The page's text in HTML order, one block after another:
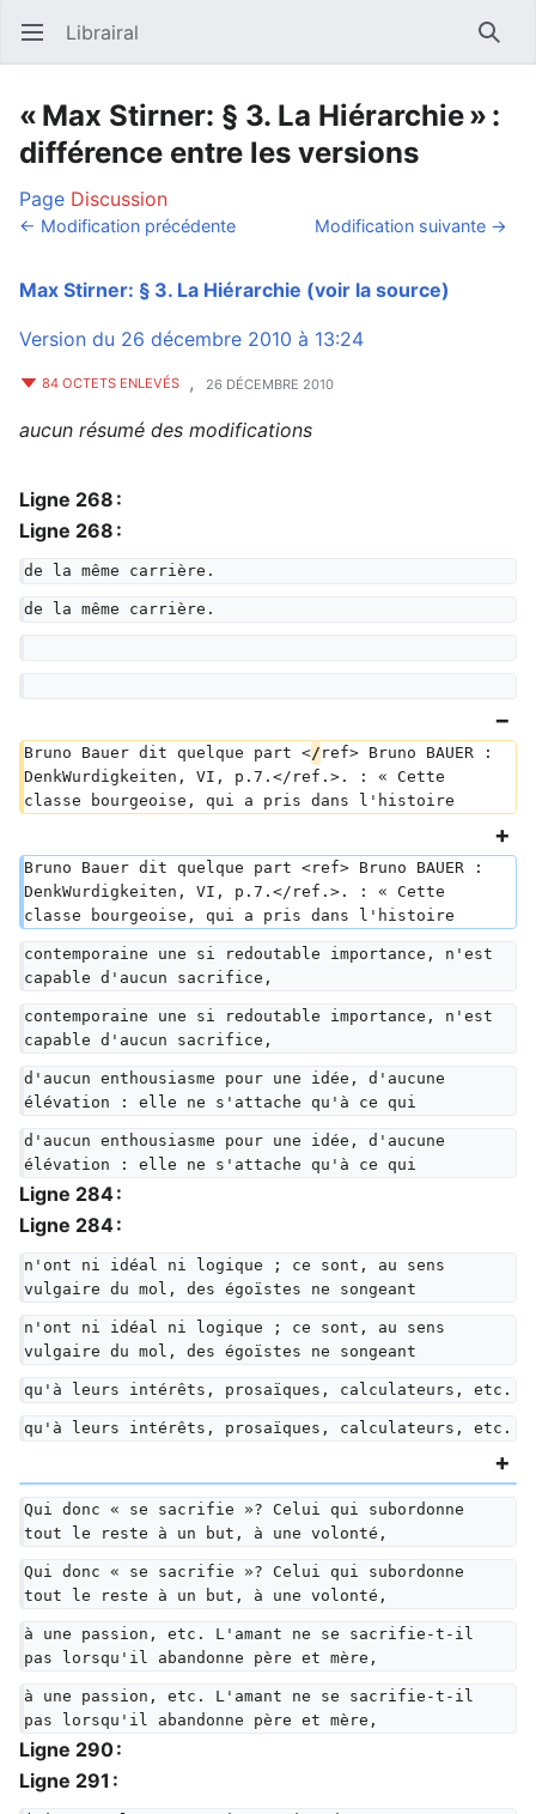
Ouvrir le menu principal Librairal
« Max Stirner: § 3. La Hiérarchie » :
différence entre les versions
Page Discussion
← Modification précédente Modification suivante →
Max Stirner: § 3. La Hiérarchie (voir la source)
Version du 26 décembre 2010 à 13:24
84 OCTETS ENLEVÉS , 26 DÉCEMBRE 2010
aucun résumé des modifications
Ligne 268 :
Ligne 268 :
de la même carrière.
de la même carrière.
Bruno Bauer dit quelque part </ ref> Bruno BAUER :
DenkWurdigkeiten, VI, p.7.</ref.>. : « Cette
classe bourgeoise, qui a pris dans l'histoire
Bruno Bauer dit quelque part <ref> Bruno BAUER :
DenkWurdigkeiten, VI, p.7.</ref.>. : « Cette
classe bourgeoise, qui a pris dans l'histoire
contemporaine une si redoutable importance, n'est
capable d'aucun sacrifice,
contemporaine une si redoutable importance, n'est
capable d'aucun sacrifice,
d'aucun enthousiasme pour une idée, d'aucune
élévation : elle ne s'attache qu'à ce qui
d'aucun enthousiasme pour une idée, d'aucune
élévation : elle ne s'attache qu'à ce qui
Ligne 284 :
Ligne 284 :
n'ont ni idéal ni logique ; ce sont, au sens
vulgaire du mol, des égoïstes ne songeant
n'ont ni idéal ni logique ; ce sont, au sens
vulgaire du mol, des égoïstes ne songeant
qu'à leurs intérêts, prosaïques, calculateurs, etc.
qu'à leurs intérêts, prosaïques, calculateurs, etc.
Qui donc « se sacrifie »? Celui qui subordonne
tout le reste à un but, à une volonté,
Qui donc « se sacrifie »? Celui qui subordonne
tout le reste à un but, à une volonté,
à une passion, etc. L'amant ne se sacrifie-t-il
pas lorsqu'il abandonne père et mère,
à une passion, etc. L'amant ne se sacrifie-t-il
pas lorsqu'il abandonne père et mère,
Ligne 290 :
Ligne 291 :